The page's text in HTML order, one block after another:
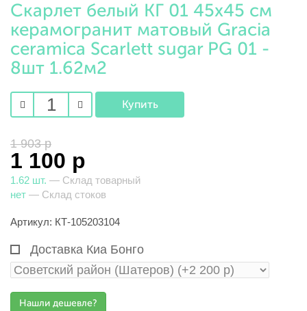
Скарлет белый КГ 01 45х45 см
керамогранит матовый Gracia
ceramica Scarlett sugar PG 01 -
8шт 1.62м2
1 903 р
1 100 р
1.62 шт. — Склад товарный
нет — Склад стоков
Артикул: КТ-105203104
Доставка Киа Бонго